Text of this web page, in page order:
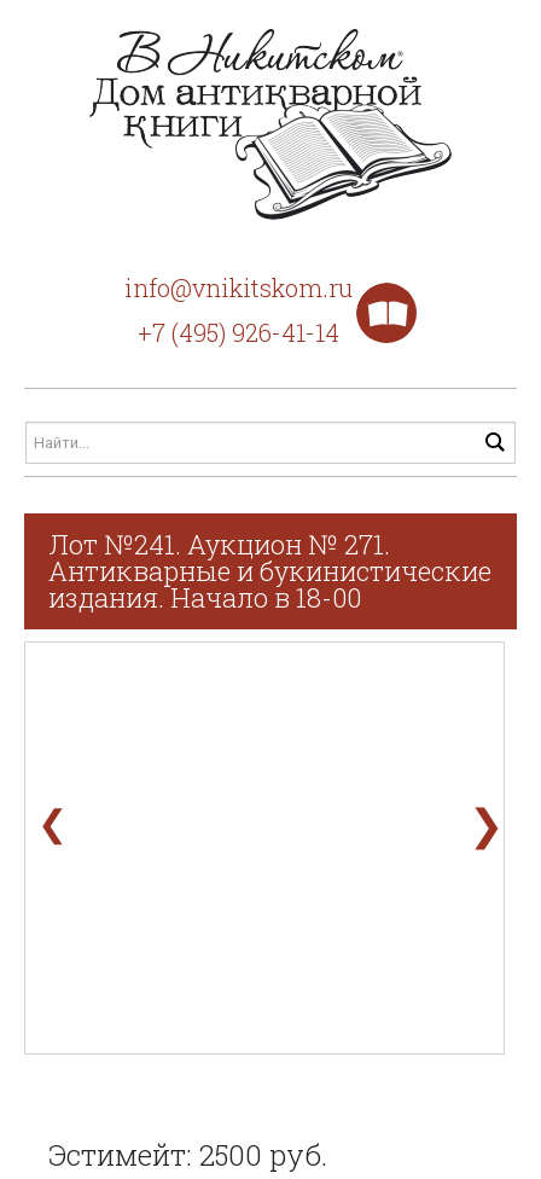
info@vnikitskom.ru
+7 (495) 926-41-14
Лот №241. Аукцион № 271.
Антикварные и букинистические
издания. Начало в 18-00
❮ ❯
Эстимейт: 2500 руб.